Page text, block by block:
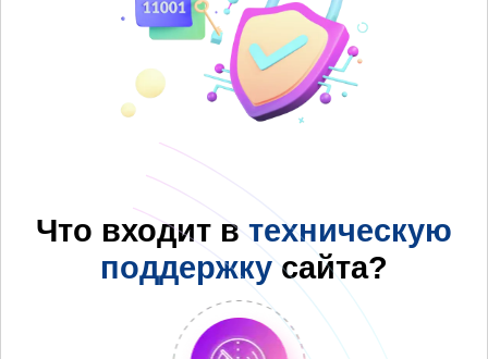
Что входит в техническую
поддержку сайта?